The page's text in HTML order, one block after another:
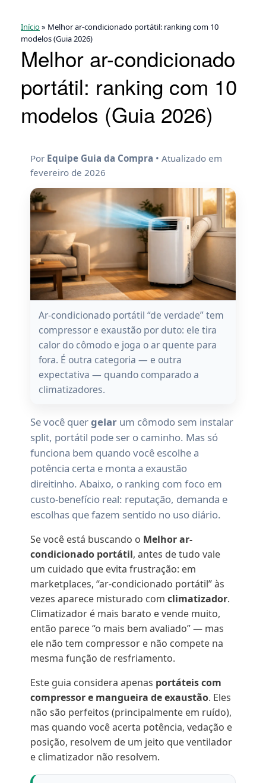
contentInício» Melhor ar-condicionado portátil: ranking com 10
modelos (Guia 2026)
Melhor ar-condicionado
portátil: ranking com 10
modelos (Guia 2026)
Por Equipe Guia da Compra • Atualizado em
fevereiro de 2026
Ar-condicionado portátil “de verdade” tem
compressor e exaustão por duto: ele tira
calor do cômodo e joga o ar quente para
fora. É outra categoria — e outra
expectativa — quando comparado a
climatizadores.
Se você quergelar um cômodo sem instalar
split, portátil pode ser o caminho. Mas só
funciona bem quando você escolhe a
potência certa e monta a exaustão
direitinho. Abaixo, o ranking com foco em
custo-benefício real: reputação, demanda e
escolhas que fazem sentido no uso diário.
Se você está buscando o Melhor ar-
condicionado portátil, antes de tudo vale
um cuidado que evita frustração: em
marketplaces, “ar-condicionado portátil” às
vezes aparece misturado com climatizador.
Climatizador é mais barato e vende muito,
então parece “o mais bem avaliado” — mas
ele não tem compressor e não compete na
mesma função de resfriamento.
Este guia considera apenas portáteis com
compressor e mangueira de exaustão. Eles
não são perfeitos (principalmente em ruído),
mas quando você acerta potência, vedação e
posição, resolvem de um jeito que ventilador
e climatizador não resolvem.